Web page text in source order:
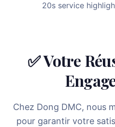
20s service
✅ Votre
Chez Dong DMC, nous
pour garantir votre